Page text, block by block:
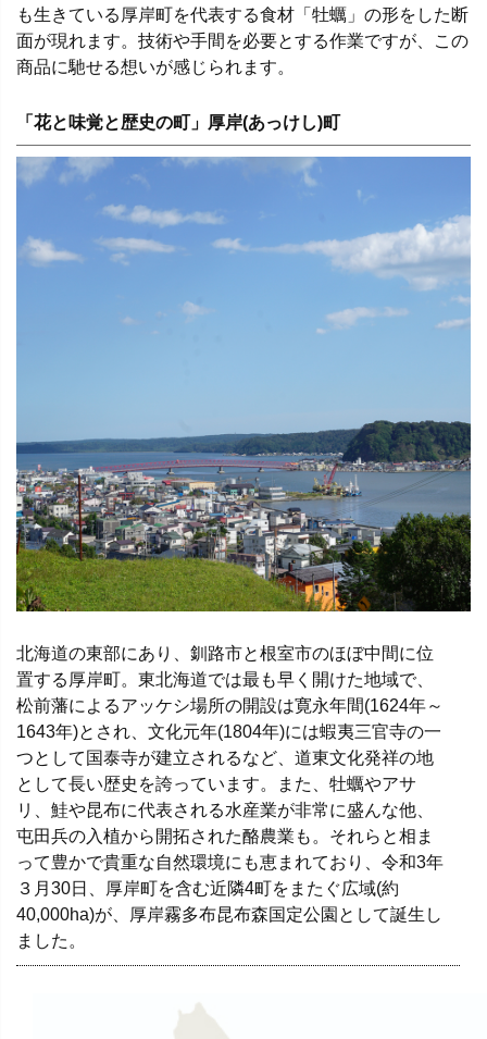
も生きている厚岸町を代表する食材「牡蠣」の形をした断
面が現れます。技術や手間を必要とする作業ですが、この
商品に馳せる想いが感じられます。
「花と味覚と歴史の町」厚岸(あっけし)町
北海道の東部にあり、釧路市と根室市のほぼ中間に位
置する厚岸町。東北海道では最も早く開けた地域で、
松前藩によるアッケシ場所の開設は寛永年間(1624年～
1643年)とされ、文化元年(1804年)には蝦夷三官寺の一
つとして国泰寺が建立されるなど、道東文化発祥の地
として長い歴史を誇っています。また、牡蠣やアサ
リ、鮭や昆布に代表される水産業が非常に盛んな他、
屯田兵の入植から開拓された酪農業も。それらと相ま
って豊かで貴重な自然環境にも恵まれており、令和3年
３月30日、厚岸町を含む近隣4町をまたぐ広域(約
40,000ha)が、厚岸霧多布昆布森国定公園として誕生し
ました。